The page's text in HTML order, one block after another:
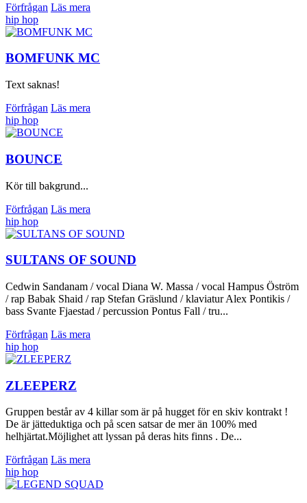
Förfrågan Läs mera
hip hop
BOMFUNK MC
Text saknas!
Förfrågan Läs mera
hip hop
BOUNCE
Kör till bakgrund...
Förfrågan Läs mera
hip hop
SULTANS OF SOUND
Cedwin Sandanam / vocal Diana W. Massa / vocal Hampus Öström
/ rap Babak Shaid / rap Stefan Gräslund / klaviatur Alex Pontikis /
bass Svante Fjaestad / percussion Pontus Fall / tru...
Förfrågan Läs mera
hip hop
ZLEEPERZ
Gruppen består av 4 killar som är på hugget för en skiv kontrakt !
De är jätteduktiga och på scen satsar de mer än 100% med
helhjärtat.Möjlighet att lyssan på deras hits finns . De...
Förfrågan Läs mera
hip hop